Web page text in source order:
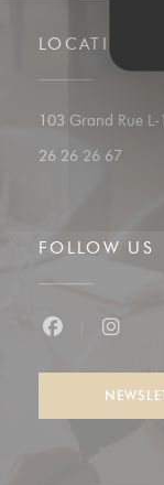
LOCATION
103 Grand Rue
26 26 26 67
FOLLOW US